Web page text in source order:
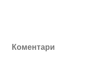
Коментари